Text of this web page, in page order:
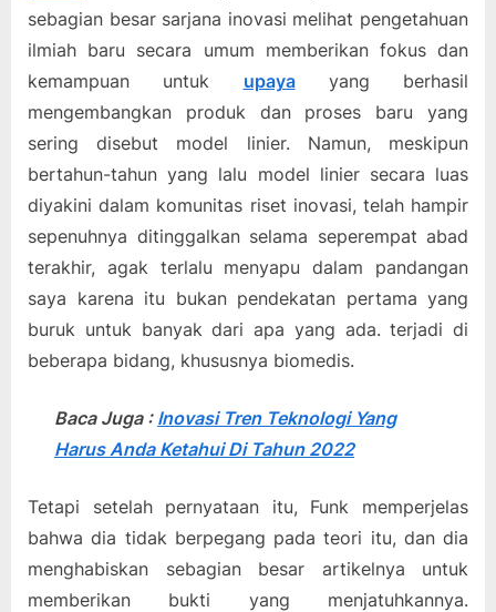
sebagian besar sarjana inovasi melihat pengetahuan
ilmiah baru secara umum memberikan fokus dan
kemampuan untuk upayayang berhasil
mengembangkan produk dan proses baru yang
sering disebut model linier. Namun, meskipun
bertahun-tahun yang lalu model linier secara luas
diyakini dalam komunitas riset inovasi, telah hampir
sepenuhnya ditinggalkan selama seperempat abad
terakhir, agak terlalu menyapu dalam pandangan
saya karena itu bukan pendekatan pertama yang
buruk untuk banyak dari apa yang ada. terjadi di
beberapa bidang, khususnya biomedis.
Baca Juga : Inovasi Tren Teknologi Yang
Harus Anda Ketahui Di Tahun 2022
Tetapi setelah pernyataan itu, Funk memperjelas
bahwa dia tidak berpegang pada teori itu, dan dia
menghabiskan sebagian besar artikelnya untuk
memberikan bukti yang menjatuhkannya.